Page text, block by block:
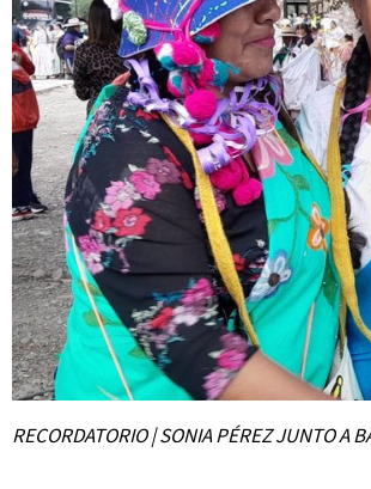
RECORDATORIO | SONIA PÉREZ JUNTO A